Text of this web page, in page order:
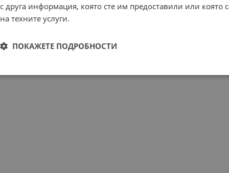
с друга информация, която сте им предоставили или която
на техните услуги.
ПОКАЖЕТЕ ПОДРОБНОСТИ